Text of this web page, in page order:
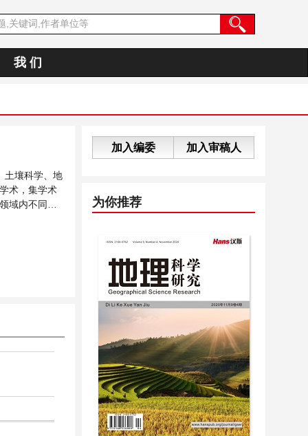
我 们
土壤科学、地
术，集学术
域内不同方
加入编委 加入审稿人
为你推荐